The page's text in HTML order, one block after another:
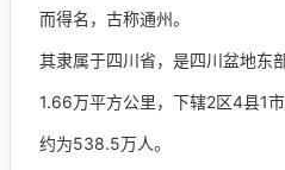
而得名，古称通州。
其隶属于四川省，是四川盆地东
1.66万平方公里，下辖2区4县1
约为538.5万人。